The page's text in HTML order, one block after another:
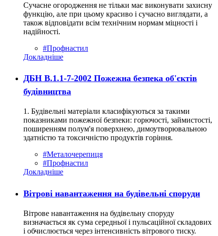
Сучасне огородження не тільки має виконувати захисну
функцію, але при цьому красиво і сучасно виглядати, а
також відповідати всім технічним нормам міцності і
надійності.
#Профнастил
Докладніше
ДБН В.1.1-7-2002 Пожежна безпека об'єктів
будівництва
1. Будівельні матеріали класифікуються за такими
показниками пожежної безпеки: горючості, займистості,
поширенням полум'я поверхнею, димоутворювальною
здатністю та токсичністю продуктів горіння.
#Металочерепиця
#Профнастил
Докладніше
Вітрові навантаження на будівельні споруди
Вітрове навантаження на будівельну споруду
визначається як сума середньої і пульсаційної складових
і обчислюється через інтенсивність вітрового тиску.